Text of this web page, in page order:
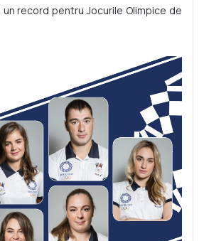
un record pentru Jocurile Olimpice de